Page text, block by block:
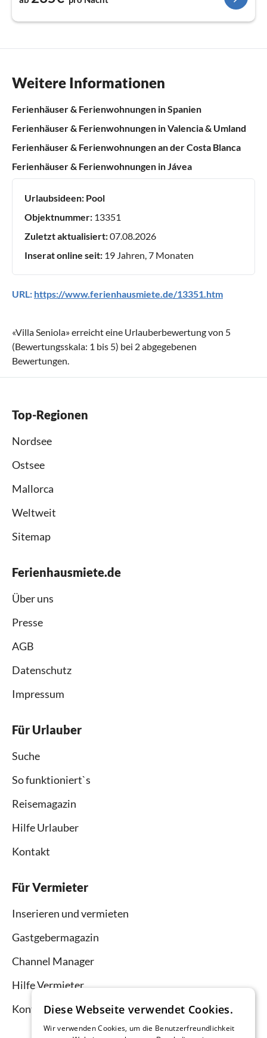
Weitere Informationen
Ferienhäuser & Ferienwohnungen in Spanien
Ferienhäuser & Ferienwohnungen in Valencia & Umland
Ferienhäuser & Ferienwohnungen an der Costa Blanca
Ferienhäuser & Ferienwohnungen in Jávea
Urlaubsideen: Pool
Objektnummer: 13351
Zuletzt aktualisiert:07.08.2026
Inserat online seit: 19 Jahren, 7 Monaten
URL: https://www.ferienhausmiete.de/13351.htm
«Villa Seniola» erreicht eine Urlauberbewertung von 5
(Bewertungsskala: 1 bis 5) bei 2abgegebenen
Bewertungen.
Top-Regionen
Nordsee
Ostsee
Mallorca
Weltweit
Sitemap
Ferienhausmiete.de
Über uns
Presse
AGB
Datenschutz
Impressum
Für Urlauber
Suche
So funktioniert`s
Reisemagazin
Hilfe Urlauber
Kontakt
Für Vermieter
Inserieren und vermieten
Gastgebermagazin
Channel Manager
Hilfe Vermieter
KontaktDiese Webseite verwendet Cookies.
Wir verwenden Cookies, um die Benutzerfreundlichkeit